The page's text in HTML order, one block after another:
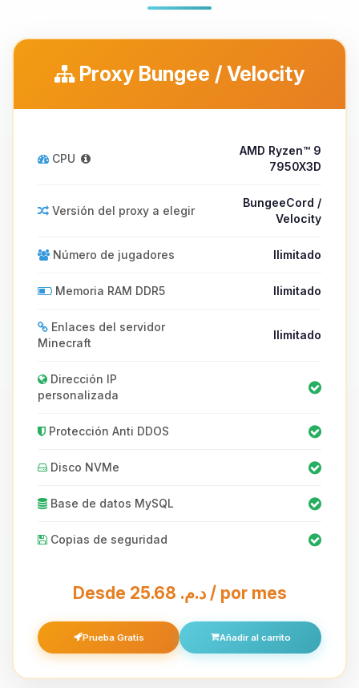
Proxy Bungee / Velocity
CPU
AMD Ryzen™ 9
7950X3D
Versión del proxy a elegir
BungeeCord /
Velocity
Número de jugadores Ilimitado
Memoria RAM DDR5 Ilimitado
Enlaces del servidor
Minecraft
Ilimitado
Dirección IP
personalizada
Protección Anti DDOS
Disco NVMe
Base de datos MySQL
Copias de seguridad
Desde 25.68 د.م.‏ / por mes
Prueba Gratis Añadir al carrito